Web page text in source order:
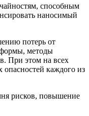
способным
наносимый
потерь от
формы, методы
При этом на всех
опасностей каждого из
рисков, повышение